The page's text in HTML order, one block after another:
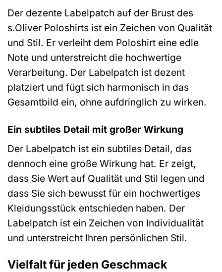
Der dezente Labelpatch auf der Brust des
s.Oliver Poloshirts ist ein Zeichen von Qualität
und Stil. Er verleiht dem Poloshirt eine edle
Note und unterstreicht die hochwertige
Verarbeitung. Der Labelpatch ist dezent
platziert und fügt sich harmonisch in das
Gesamtbild ein, ohne aufdringlich zu wirken.
Ein subtiles Detail mit großer Wirkung
Der Labelpatch ist ein subtiles Detail, das
dennoch eine große Wirkung hat. Er zeigt,
dass Sie Wert auf Qualität und Stil legen und
dass Sie sich bewusst für ein hochwertiges
Kleidungsstück entschieden haben. Der
Labelpatch ist ein Zeichen von Individualität
und unterstreicht Ihren persönlichen Stil.
Vielfalt für jeden Geschmack